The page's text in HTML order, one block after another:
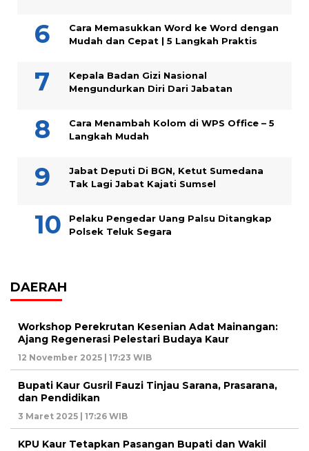
Cara Memasukkan Word ke Word dengan
Mudah dan Cepat | 5 Langkah Praktis
Kepala Badan Gizi Nasional
Mengundurkan Diri Dari Jabatan
Cara Menambah Kolom di WPS Office – 5
Langkah Mudah
Jabat Deputi Di BGN, Ketut Sumedana
Tak Lagi Jabat Kajati Sumsel
Pelaku Pengedar Uang Palsu Ditangkap
Polsek Teluk Segara
DAERAH
Workshop Perekrutan Kesenian Adat Mainangan:
Ajang Regenerasi Pelestari Budaya Kaur
12 November 2025 | 17:23 WIB
Bupati Kaur Gusril Fauzi Tinjau Sarana, Prasarana,
dan Pendidikan
3 Maret 2025 | 17:26 WIB
KPU Kaur Tetapkan Pasangan Bupati dan Wakil